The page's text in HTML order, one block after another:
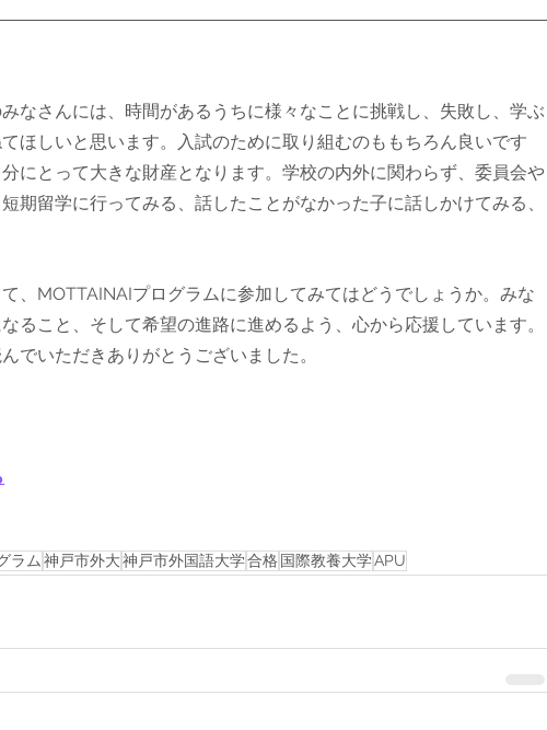
なさんには、時間があるうちに様々なことに挑戦し、失敗し、学ぶ
ほしいと思います。入試のために取り組むのももちろん良いです
にとって大きな財産となります。学校の内外に関わらず、委員会や
期留学に行ってみる、話したことがなかった子に話しかけてみる、
、MOTTAINAIプログラムに参加してみてはどうでしょうか。みな
ること、そして希望の進路に進めるよう、心から応援しています。
でいただきありがとうございました。
ラム 神戸市外大神戸市外国語大学合格 国際教養大学APU